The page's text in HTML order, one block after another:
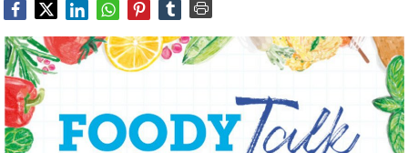
Service
e
tutte
le
novità
del